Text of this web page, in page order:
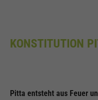
KONSTITUTION
Pitta entsteht aus Feuer